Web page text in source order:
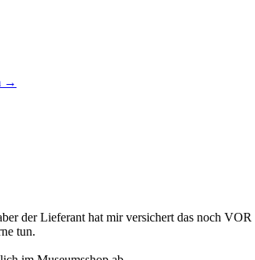
→
der Lieferant hat mir versichert das noch
tun.